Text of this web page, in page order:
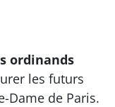
ordinands
les futurs
Dame de Paris.